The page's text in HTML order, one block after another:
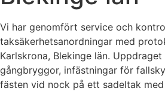
Vi har genomfört service och
taksäkerhetsanordningar med
Karlskrona, Blekinge län.
gångbryggor, infästningar för
fästen vid nock på ett sadeltak